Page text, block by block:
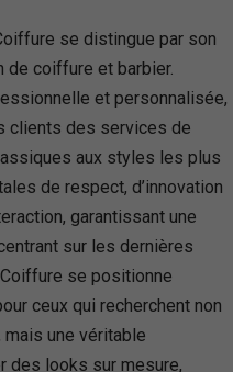
se distingue par son
de coiffure et barbier.
et personnalisée,
clients des services de
aux styles les plus
de respect, d’innovation
garantissant une
sur les dernières
se positionne
ceux qui recherchent non
une véritable
des looks sur mesure,